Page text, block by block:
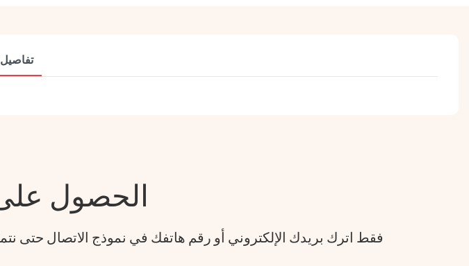
تفاصيل
الحصول
فقط اترك بريدك الإلكتروني أو رقم هاتفك في نموذج الاتصال